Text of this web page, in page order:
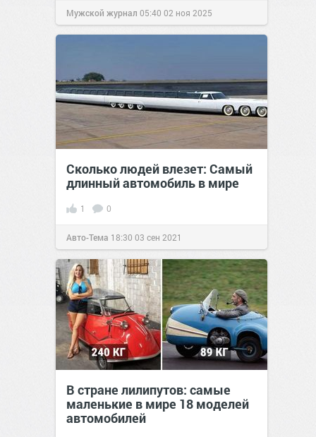
Мужской журнал 05:40 02 ноя 2025
Сколько людей влезет: Самый
длинный автомобиль в мире
1 0
Авто-Тема 18:30 03 сен 2021
В стране лилипутов: самые
маленькие в мире 18 моделей
автомобилей